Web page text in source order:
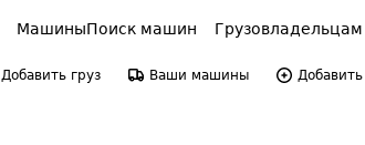
МашиныПоиск машин Грузовладельцам
Добавить груз Ваши машины